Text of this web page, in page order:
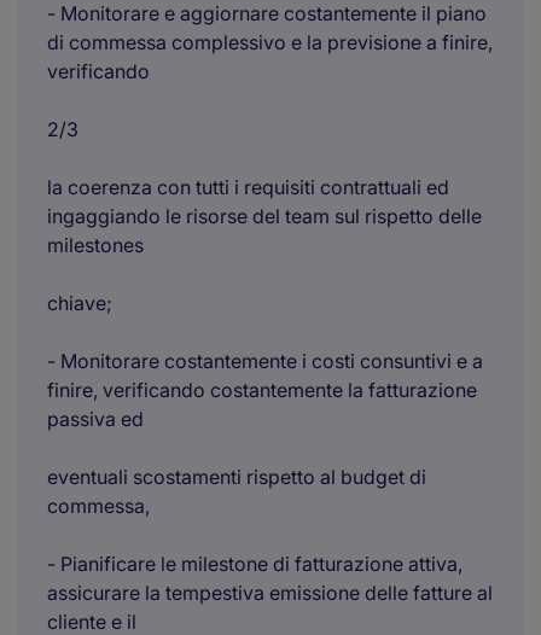
- Monitorare e aggiornare costantemente il piano
di commessa complessivo e la previsione a finire,
verificando
2/3
la coerenza con tutti i requisiti contrattuali ed
ingaggiando le risorse del team sul rispetto delle
milestones
chiave;
- Monitorare costantemente i costi consuntivi e a
finire, verificando costantemente la fatturazione
passiva ed
eventuali scostamenti rispetto al budget di
commessa,
- Pianificare le milestone di fatturazione attiva,
assicurare la tempestiva emissione delle fatture al
cliente e il